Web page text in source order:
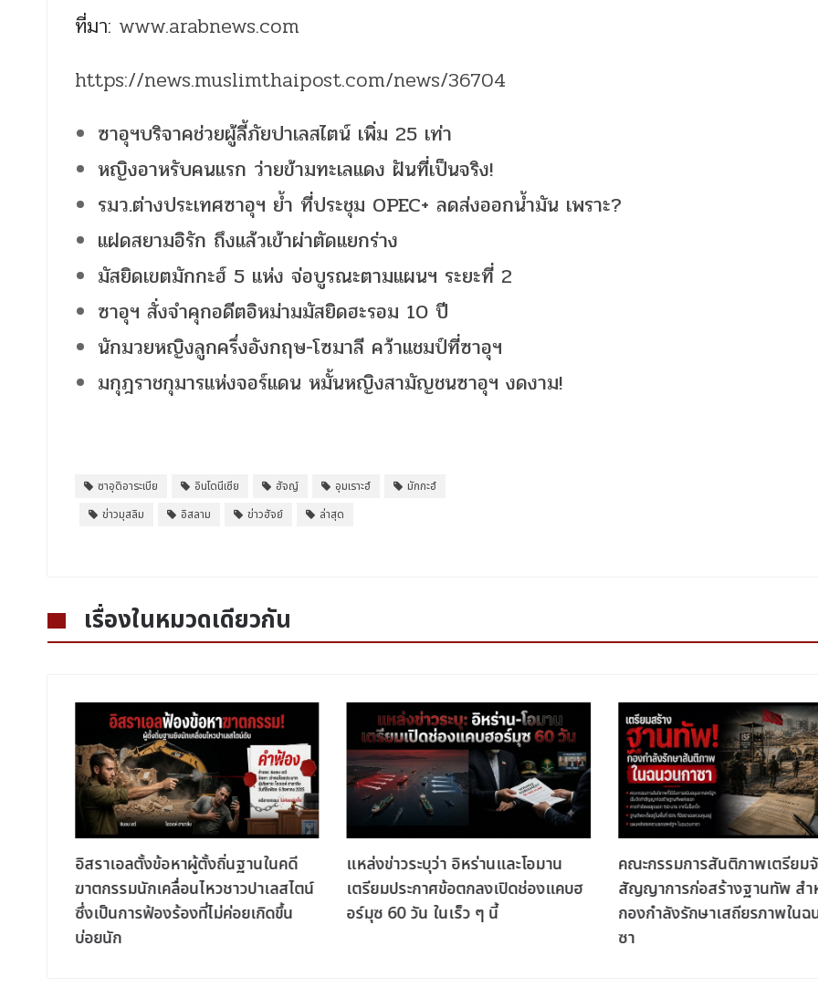
ที่มา: www.arabnews.com
https://news.muslimthaipost.com/news/36704
ซาอุฯบริจาคช่วยผู้ลี้ภัยปาเลสไตน์ เพิ่ม 25 เท่า
หญิงอาหรับคนแรก ว่ายข้ามทะเลแดง ฝันที่เป็นจริง!
รมว.ต่างประเทศซาอุฯ ย้ำ ที่ประชุม OPEC+ ลดส่งออกน้ำมัน เพราะ?
แฝดสยามอิรัก ถึงแล้วเข้าผ่าตัดแยกร่าง
มัสยิดเขตมักกะฮ์ 5 แห่ง จ่อบูรณะตามแผนฯ ระยะที่ 2
ซาอุฯ สั่งจำคุกอดีตอิหม่ามมัสยิดฮะรอม 10 ปี
นักมวยหญิงลูกครึ่งอังกฤษ-โซมาลี คว้าแชมป์ที่ซาอุฯ
มกุฎราชกุมารแห่งจอร์แดน หมั้นหญิงสามัญชนซาอุฯ งดงาม!
ซาอุดิอาระเบีย อินโดนีเซีย ฮัจญ์ อุมเราะฮ์
มักกะฮ์
ข่าวมุสลิม
อิสลาม ข่าวฮัจย์ ล่าสุด
เรื่องในหมวดเดียวกัน
อิสราเอลตั้งข้อหาผู้ตั้งถิ่นฐานในคดี
ฆาตกรรมนักเคลื่อนไหวชาวปาเลสไตน์
ซึ่งเป็นการฟ้องร้องที่ไม่ค่อยเกิดขึ้น
บ่อยนัก
แหล่งข่าวระบุว่า อิหร่านและโอมาน
เตรียมประกาศข้อตกลงเปิดช่องแคบฮ
อร์มุซ 60 วัน ในเร็ว ๆ นี้
คณะกรรมการสันติภาพเตรียม
สัญญาการก่อสร้างฐานทัพ สำ
กองกำลังรักษาเสถียรภาพในฉ
ซา